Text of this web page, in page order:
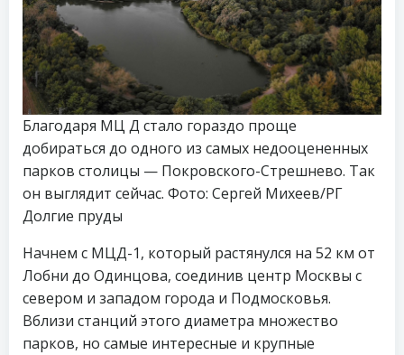
Благодаря МЦ Д стало гораздо проще
добираться до одного из самых недооцененных
парков столицы — Покровского-Стрешнево. Так
он выглядит сейчас. Фото: Сергей Михеев/РГ
Долгие пруды
Начнем с МЦД-1, который растянулся на 52 км от
Лобни до Одинцова, соединив центр Москвы с
севером и западом города и Подмосковья.
Вблизи станций этого диаметра множество
парков, но самые интересные и крупные